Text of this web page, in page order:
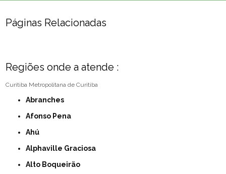
Páginas Relacionadas
Regiões onde a atende :
Curitiba Metropolitana de Curitiba
Abranches
Afonso Pena
Ahú
Alphaville Graciosa
Alto Boqueirão